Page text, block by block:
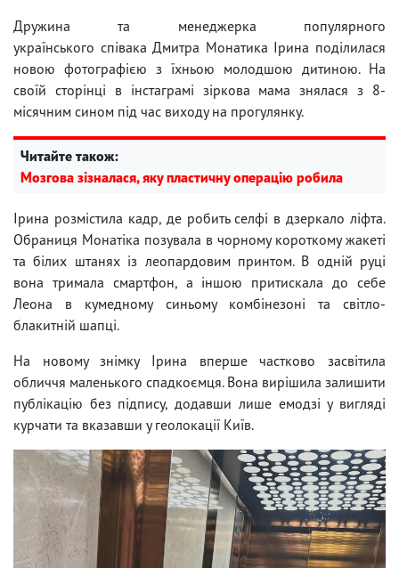
Дружина та менеджерка популярного
українського співака Дмитра Монатика Ірина поділилася
новою фотографією з їхньою молодшою ​​дитиною. На
своїй сторінці в інстаграмі зіркова мама знялася з 8-
місячним сином під час виходу на прогулянку.
Читайте також:
Мозгова зізналася, яку пластичну операцію робила
Ірина розмістила кадр, де робить селфі в дзеркало ліфта.
Обраниця Монатіка позувала в чорному короткому жакеті
та білих штанях із леопардовим принтом. В одній руці
вона тримала смартфон, а іншою притискала до себе
Леона в кумедному синьому комбінезоні та світло-
блакитній шапці.
На новому знімку Ірина вперше частково засвітила
обличчя маленького спадкоємця. Вона вирішила залишити
публікацію без підпису, додавши лише емодзі у вигляді
курчати та вказавши у геолокації Київ.